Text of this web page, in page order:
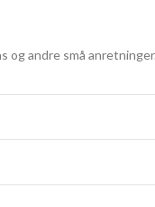
andre små